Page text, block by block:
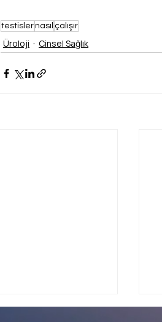
testislernasıl çalışır
Üroloji Cinsel Sağlık